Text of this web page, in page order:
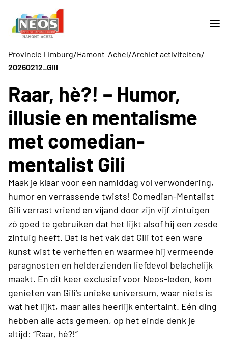
Provincie Limburg/Hamont-Achel/Archief activiteiten/
20260212_Gili
Raar, hè?! – Humor,
illusie en mentalisme
met comedian-
mentalist Gili
Maak je klaar voor een namiddag vol verwondering,
humor en verrassende twists! Comedian-Mentalist
Gili verrast vriend en vijand door zijn vijf zintuigen
zó goed te gebruiken dat het lijkt alsof hij een zesde
zintuig heeft. Dat is het vak dat Gili tot een ware
kunst wist te verheffen en waarmee hij vermeende
paragnosten en helderzienden liefdevol belachelijk
maakt. En dit keer exclusief voor Neos-leden, kom
genieten van Gili’s unieke universum, waar niets is
wat het lijkt, maar alles heerlijk entertaint. Eén ding
hebben alle acts gemeen, op het einde denk je
altijd: “Raar, hè?!”